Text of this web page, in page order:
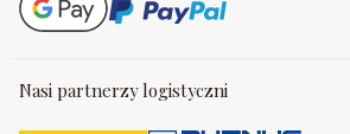
Nasi partnerzy logistyczni